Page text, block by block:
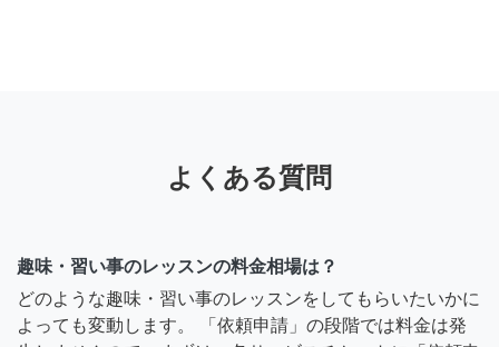
よくある質問
趣味・習い事のレッスンの料金相場は？
どのような趣味・習い事のレッスンをしてもらいたいかに
よっても変動します。 「依頼申請」の段階では料金は発